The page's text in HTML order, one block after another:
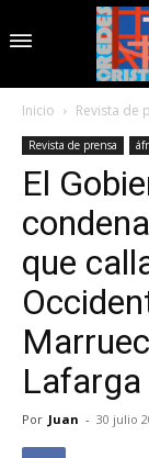
Inicio Revista de
Revista de prensa
El
que
Lafarga
Por Juan - 30 julio